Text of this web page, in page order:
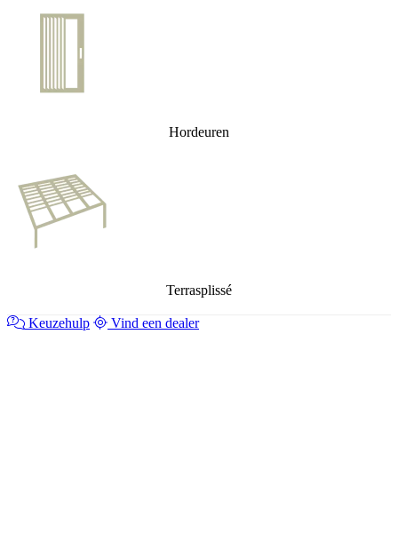
Hordeuren
Terrasplissé
Keuzehulp Vind een dealer